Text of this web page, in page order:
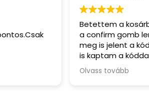
Betettem a kosárba, fizettem és
a confirm gomb lenyomásakor
meg is jelent a kód. Plusz emailt
is kaptam a kóddal.